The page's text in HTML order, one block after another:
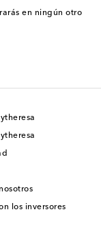
en ningún otro
los inversores